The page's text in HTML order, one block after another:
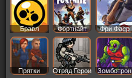
Бравл
Старс
Фортнайт Фри Фаер
Прятки Отряд Герои Зомботрон